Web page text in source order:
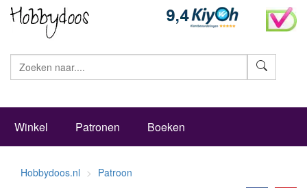
Winkel Patronen Boeken
Hobbydoos.nl Patroon